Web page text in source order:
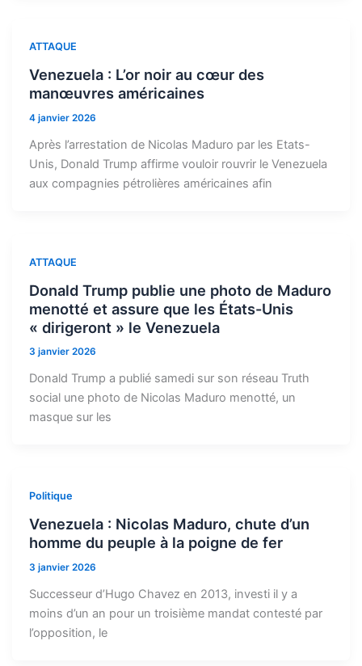
ATTAQUE
Venezuela : L’or noir au cœur des
manœuvres américaines
4 janvier 2026
Après l’arrestation de Nicolas Maduro par les Etats-
Unis, Donald Trump affirme vouloir rouvrir le Venezuela
aux compagnies pétrolières américaines afin
ATTAQUE
Donald Trump publie une photo de Maduro
menotté et assure que les États-Unis
« dirigeront » le Venezuela
3 janvier 2026
Donald Trump a publié samedi sur son réseau Truth
social une photo de Nicolas Maduro menotté, un
masque sur les
Politique
Venezuela : Nicolas Maduro, chute d’un
homme du peuple à la poigne de fer
3 janvier 2026
Successeur d’Hugo Chavez en 2013, investi il y a
moins d’un an pour un troisième mandat contesté par
l’opposition, le